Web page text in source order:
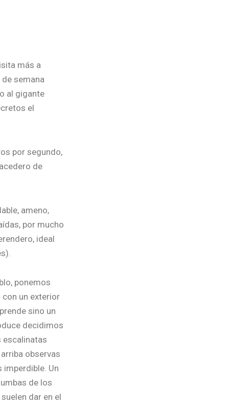
más a
semana
al gigante
el
por segundo,
de
ameno,
por mucho
ideal
ponemos
un exterior
sino un
decidimos
escalinatas
observas
imperdible. Un
de los
dar en el